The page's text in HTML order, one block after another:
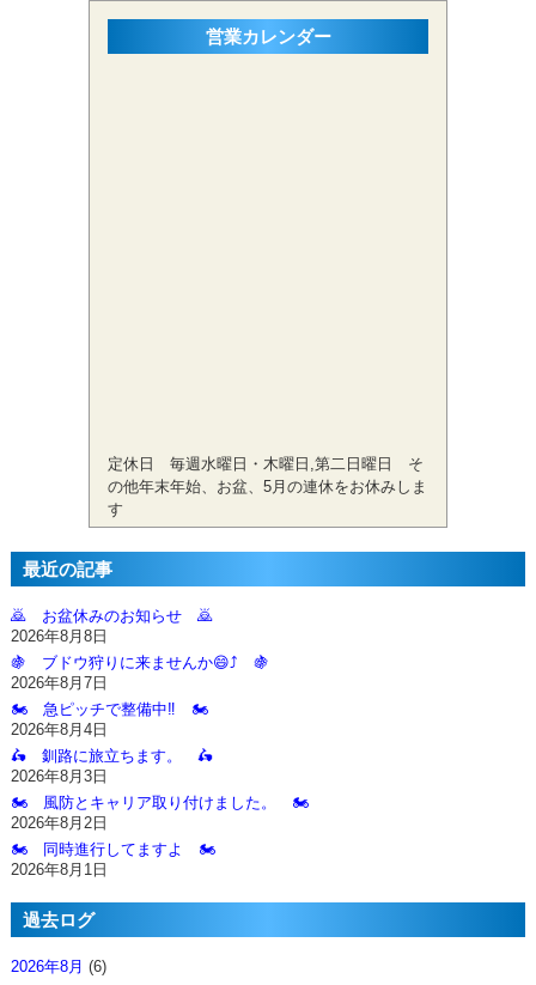
営業カレンダー
定休日 毎週水曜日・木曜日,第二日曜日 そ
の他年末年始、お盆、5月の連休をお休みしま
す
最近の記事
🙇‍ お盆休みのお知らせ 🙇‍
2026年8月8日
🍇 ブドウ狩りに来ませんか😄⤴️ 🍇
2026年8月7日
🏍️ 急ピッチで整備中‼️ 🏍️
2026年8月4日
🛵 釧路に旅立ちます。 🛵
2026年8月3日
🏍️ 風防とキャリア取り付けました。 🏍️
2026年8月2日
🏍️ 同時進行してますよ 🏍️
2026年8月1日
過去ログ
2026年8月 (6)